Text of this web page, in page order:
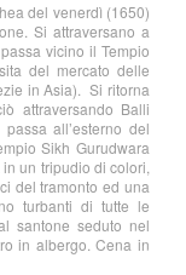
del venerdì (1650)
Si attraversano a
vicino il Tempio
del mercato delle
in Asia). Si ritorna
attraversando Balli
all’esterno del
Sikh Gurudwara
un tripudio di colori,
del tramonto ed una
turbanti di tutte le
santone seduto nel
in albergo. Cena in